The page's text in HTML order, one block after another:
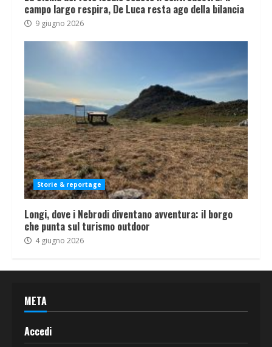
campo largo respira, De Luca resta ago della bilancia
9 giugno 2026
Storie & reportage
Longi, dove i Nebrodi diventano avventura: il borgo
che punta sul turismo outdoor
4 giugno 2026
META
Accedi